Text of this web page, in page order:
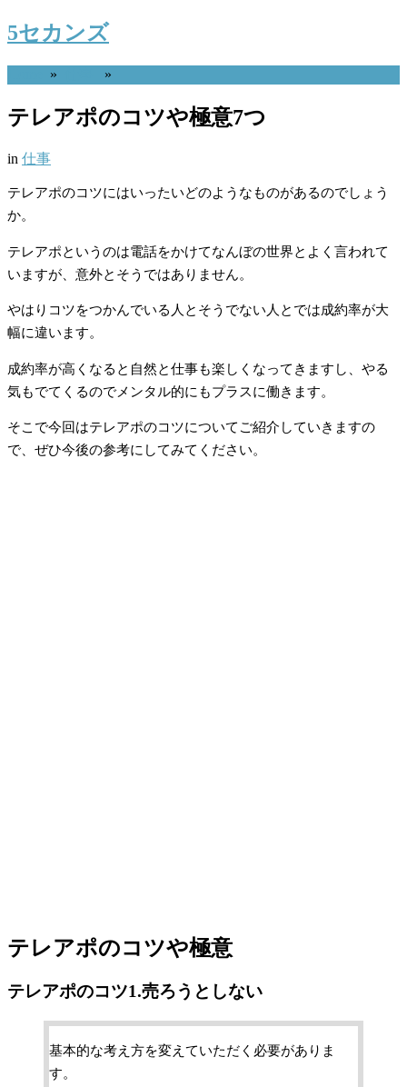
5セカンズ
» »
テレアポのコツや極意7つ
in 仕事
テレアポのコツにはいったいどのようなものがあるのでしょう
か。
テレアポというのは電話をかけてなんぼの世界とよく言われて
いますが、意外とそうではありません。
やはりコツをつかんでいる人とそうでない人とでは成約率が大
幅に違います。
成約率が高くなると自然と仕事も楽しくなってきますし、やる
気もでてくるのでメンタル的にもプラスに働きます。
そこで今回はテレアポのコツについてご紹介していきますの
で、ぜひ今後の参考にしてみてください。
テレアポのコツや極意
テレアポのコツ1.売ろうとしない
基本的な考え方を変えていただく必要がありま
す。